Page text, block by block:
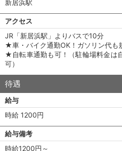
新居浜駅
アクセス
JR「新居浜駅」よりバスで10分
★車・バイク通勤OK！ガソリン代も
★自転車通勤も可！（駐輪場料金は
可）
待遇
給与
時給 1200円
給与備考
時給1200円～